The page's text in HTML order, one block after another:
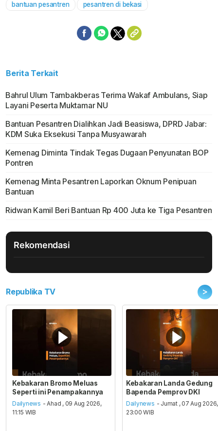
bantuan pesantren pesantren di bekasi
Berita Terkait
Bahrul Ulum Tambakberas Terima Wakaf Ambulans, Siap
Layani Peserta Muktamar NU
Bantuan Pesantren Dialihkan Jadi Beasiswa, DPRD Jabar:
KDM Suka Eksekusi Tanpa Musyawarah
Kemenag Diminta Tindak Tegas Dugaan Penyunatan BOP
Pontren
Kemenag Minta Pesantren Laporkan Oknum Penipuan
Bantuan
Ridwan Kamil Beri Bantuan Rp 400 Juta ke Tiga Pesantren
Rekomendasi
Republika TV >
Kebakaran Bromo Meluas
Seperti ini Penampakannya
Dailynews - Ahad , 09 Aug 2026,
11:15 WIB
Kebakaran Landa Gedung
Bapenda Pemprov DKI
Dailynews - Jumat , 07 Aug 2026,
23:00 WIB